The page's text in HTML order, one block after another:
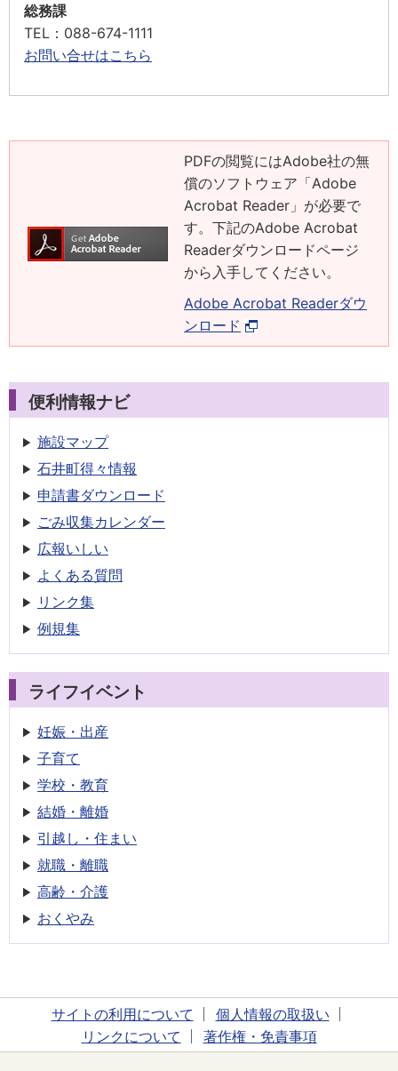
総務課
TEL ：088-674-1111
お問い合せはこちら
PDFの閲覧にはAdobe社の無
償のソフトウェア「Adobe
Acrobat Reader」が必要で
す。下記のAdobe Acrobat
Readerダウンロードページ
から入手してください。
Adobe Acrobat Readerダウ
ンロード
便利情報ナビ
施設マップ
石井町得々情報
申請書ダウンロード
ごみ収集カレンダー
広報いしい
よくある質問
リンク集
例規集
ライフイベント
妊娠・出産
子育て
学校・教育
結婚・離婚
引越し・住まい
就職・離職
高齢・介護
おくやみ
サイトの利用について
個人情報の取扱い
リンクについて
著作権・免責事項